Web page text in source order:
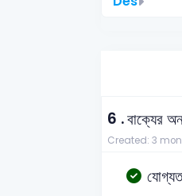
6 .বাক্যের
Created: 3